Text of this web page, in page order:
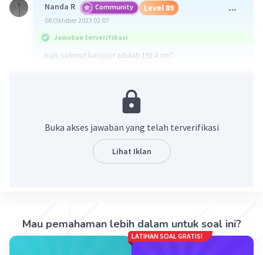
Nanda R Community Level 89
08 Oktober 2023 02:07
Jawaban terverifikasi
luas selimut kerucut adalah 1914 cm².
luas selimut kerucut = πrs
= 22/7 × 21 × 29
Buka akses jawaban yang telah terverifikasi
Lihat Iklan
Mau pemahaman lebih dalam untuk soal ini?
LATIHAN SOAL GRATIS!